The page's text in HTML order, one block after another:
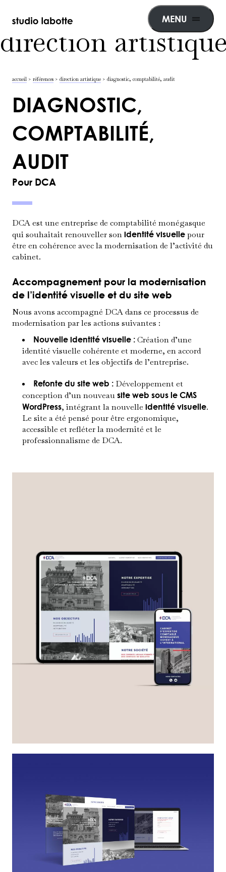
MENU
direction
accueil >références >direction artistique >diagnostic, comptabilité, audit
DIAGNOSTIC,
COMPTABILITÉ,
AUDIT
Pour DCA
DCAest une entreprise de comptabilité monégasque
qui souhaitait renouveller sonidentité visuelle pour
être en cohérence avec la modernisation de l’activité du
cabinet.
Accompagnement pour la modernisation
de l’identité visuelle et du site web
Nous avons accompagné DCAdans ce processus de
modernisation par les actions suivantes :
Nouvelle identité visuelle : Création d’une
identité visuelle cohérente et moderne, en accord
avec les valeurs et les objectifs de l’entreprise.
Refonte du site web : Développement et
conception d’un nouveausite web sous le CMS
WordPress, intégrant la nouvelleidentité visuelle.
Le site a été pensé pour être ergonomique,
accessible et refléter la modernité et le
professionnalisme de DCA.